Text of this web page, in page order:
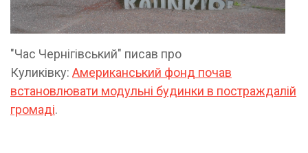
"Час Чернігівський" писав про
Куликівку: Американський фонд почав
встановлювати модульні будинки в постраждалій
громаді.